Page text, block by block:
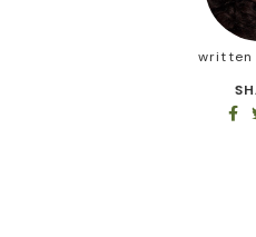
written